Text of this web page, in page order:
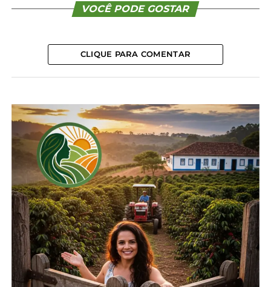
setembro, 13,8% da área nacional havia sido colhida,
com forte avanço em Goiás (95%), Minas Gerais
Paraná (12%).
No Rio Grande do Sul e em Santa Catarina, a
*Cepea
Compartilhe isso:
Facebook 18+
Relacionado
Mesmo com colheita
atrasada, preços do trigo
seguem em queda
Trigo: Avanço da colheita
mantém pressão sobre
cotações
VOCÊ PODE GOSTAR
CLIQUE PARA COMENTAR